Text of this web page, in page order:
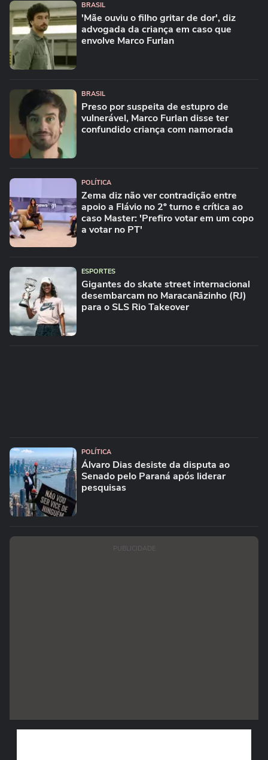
BRASIL
'Mãe ouviu o filho gritar de dor', diz
advogada da criança em caso que
envolve Marco Furlan
BRASIL
Preso por suspeita de estupro de
vulnerável, Marco Furlan disse ter
confundido criança com namorada
POLÍTICA
Zema diz não ver contradição entre
apoio a Flávio no 2º turno e crítica ao
caso Master: 'Prefiro votar em um copo
a votar no PT'
ESPORTES
Gigantes do skate street internacional
desembarcam no Maracanãzinho (RJ)
para o SLS Rio Takeover
POLÍTICA
Álvaro Dias desiste da disputa ao
Senado pelo Paraná após liderar
pesquisas
PUBLICIDADE